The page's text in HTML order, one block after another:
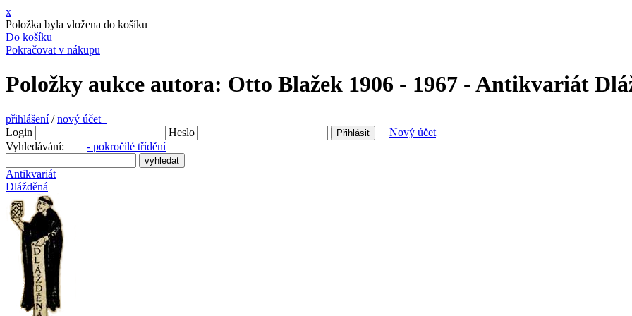
x
Položka byla vložena do košíku
Do košíku
Pokračovat v nákupu
Položky aukce autora: Otto Blažek 1906 - 1967 - Antikvariát
přihlášení/nový účet
Login
Heslo
Nový účet
Vyhledávání: - pokročilé třídění
Antikvariát
Dlážděná